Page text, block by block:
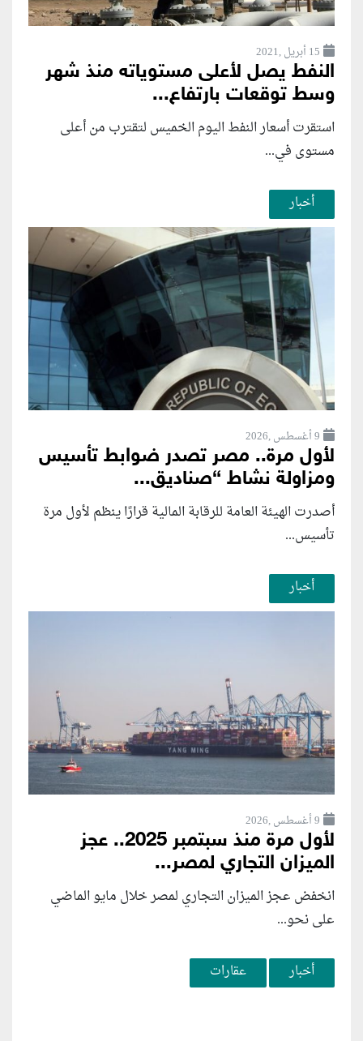
15 أبريل ,2021
النفط يصل لأعلى مستوياته منذ شهر
وسط توقعات بارتفاع...
استقرت أسعار النفط اليوم الخميس لتقترب من أعلى
مستوى في...
أخبار
9 أغسطس ,2026
لأول مرة.. مصر تصدر ضوابط تأسيس
ومزاولة نشاط “صناديق...
أصدرت الهيئة العامة للرقابة المالية قرارًا ينظم لأول مرة
تأسيس...
أخبار
9 أغسطس ,2026
لأول مرة منذ سبتمبر 2025.. عجز
الميزان التجاري لمصر...
انخفض عجز الميزان التجاري لمصر خلال مايو الماضي
على نحو...
أخبار عقارات